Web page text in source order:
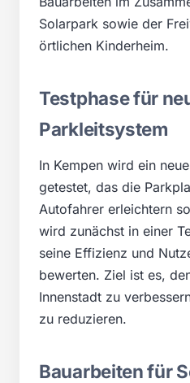
Solarpark sowie der
örtlichen Kinderheim.
Testphase für
Parkleitsystem
In Kempen wird ein
getestet, das die
Autofahrer erleichtern
wird zunächst in einer
seine Effizienz und
bewerten. Ziel ist es,
Innenstadt zu
zu reduzieren.
Bauarbeiten für